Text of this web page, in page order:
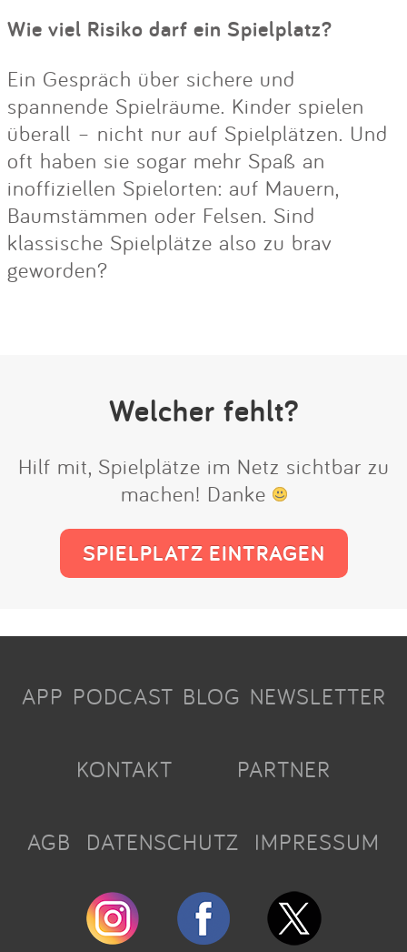
Wie viel Risiko darf ein Spielplatz?
Ein Gespräch über sichere und
spannende Spielräume. Kinder spielen
überall – nicht nur auf Spielplätzen. Und
oft haben sie sogar mehr Spaß an
inoffiziellen Spielorten: auf Mauern,
Baumstämmen oder Felsen. Sind
klassische Spielplätze also zu brav
geworden?
Welcher fehlt?
Hilf mit, Spielplätze im Netz sichtbar zu
machen! Danke
SPIELPLATZ EINTRAGEN
APP PODCAST BLOG NEWSLETTER
KONTAKT PARTNER
AGB DATENSCHUTZ IMPRESSUM